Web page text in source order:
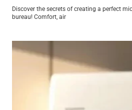
Discover the secrets of creating a perfect
bureau! Comfort, air